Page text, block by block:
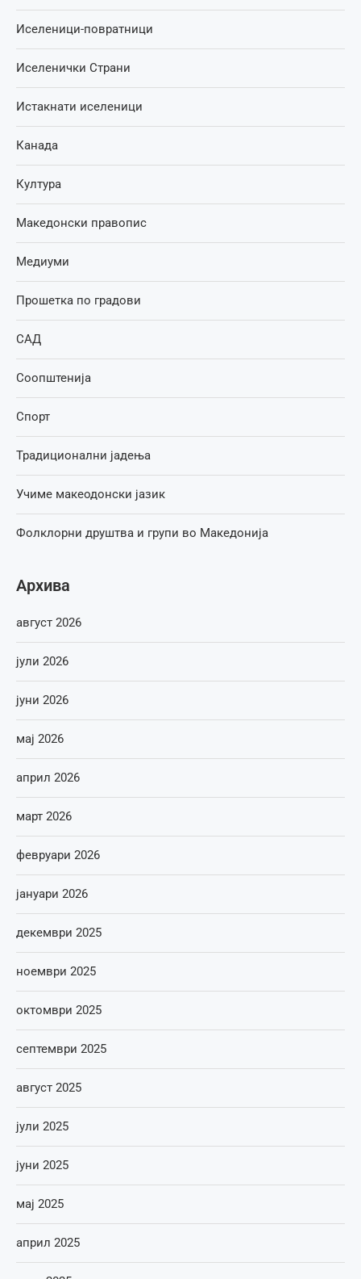
Иселеници-повратници
Иселенички Страни
Истакнати иселеници
Канада
Култура
Македонски правопис
Медиуми
Прошетка по градови
САД
Соопштенија
Спорт
Традиционални јадења
Учиме макеодонски јазик
Фолклорни друштва и групи во Македонија
Архива
август 2026
јули 2026
јуни 2026
мај 2026
април 2026
март 2026
февруари 2026
јануари 2026
декември 2025
ноември 2025
октомври 2025
септември 2025
август 2025
јули 2025
јуни 2025
мај 2025
април 2025